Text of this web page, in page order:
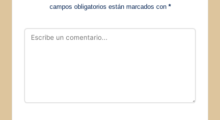
campos obligatorios están marcados con *